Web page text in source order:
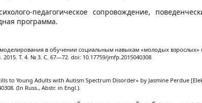
педагогическое сопровождение,
программа.
в обучении социальным навыкам «молодых взрослых»
Т. 4. № 3. С. 67—72. doi: 10.17759/jmfp.2015040308
to Young Adults with Autism Spectrum Disorder» by Jasmine Perdue
(In Russ., Abstr. in Engl.).